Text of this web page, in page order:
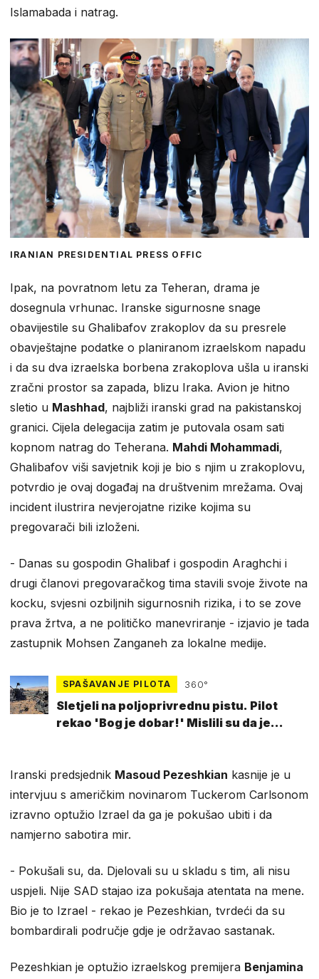
Islamabada i natrag.
IRANIAN PRESIDENTIAL PRESS OFFIC
Ipak, na povratnom letu za Teheran, drama je
dosegnula vrhunac. Iranske sigurnosne snage
obavijestile su Ghalibafov zrakoplov da su presrele
obavještajne podatke o planiranom izraelskom napadu
i da su dva izraelska borbena zrakoplova ušla u iranski
zračni prostor sa zapada, blizu Iraka. Avion je hitno
sletio u Mashhad, najbliži iranski grad na pakistanskoj
granici. Cijela delegacija zatim je putovala osam sati
kopnom natrag do Teherana. Mahdi Mohammadi,
Ghalibafov viši savjetnik koji je bio s njim u zrakoplovu,
potvrdio je ovaj događaj na društvenim mrežama. Ovaj
incident ilustrira nevjerojatne rizike kojima su
pregovarači bili izloženi.
​- Danas su gospodin Ghalibaf i gospodin Araghchi i
drugi članovi pregovaračkog tima stavili svoje živote na
kocku, svjesni ozbiljnih sigurnosnih rizika, i to se zove
prava žrtva, a ne političko manevriranje - izjavio je tada
zastupnik Mohsen Zanganeh za lokalne medije.
SPAŠAVANJE PILOTA 360°
Sletjeli na poljoprivrednu pistu. Pilot
rekao 'Bog je dobar!' Mislili su da je
Iranski predsjednik Masoud Pezeshkian kasnije je u
intervjuu s američkim novinarom Tuckerom Carlsonom
izravno optužio Izrael da ga je pokušao ubiti i da
namjerno sabotira mir.
​- Pokušali su, da. Djelovali su u skladu s tim, ali nisu
uspjeli. Nije SAD stajao iza pokušaja atentata na mene.
Bio je to Izrael - rekao je Pezeshkian, tvrdeći da su
bombardirali područje gdje je održavao sastanak.
Pezeshkian je optužio izraelskog premijera Benjamina